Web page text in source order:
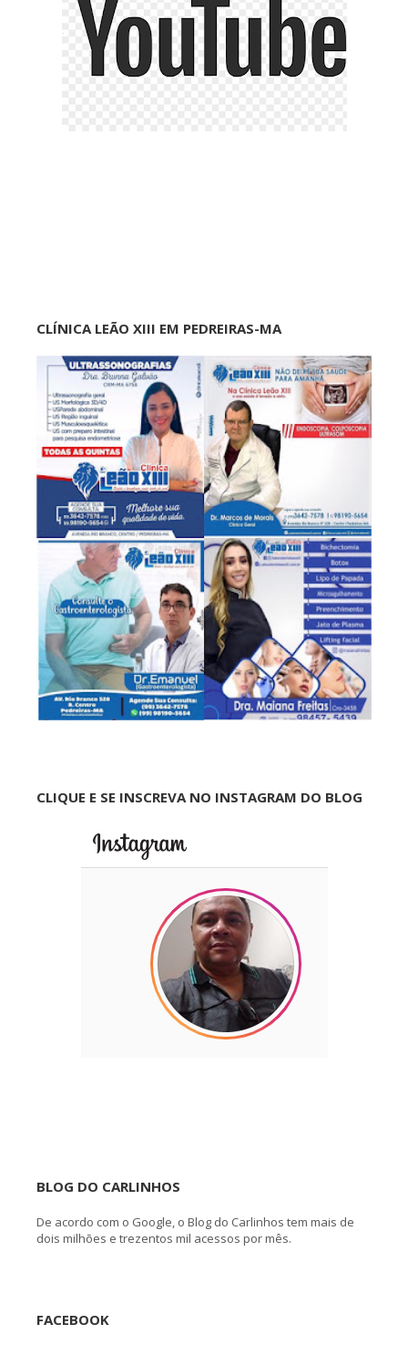
CLÍNICA LEÃO XIII EM PEDREIRAS-MA
CLIQUE E SE INSCREVA NO INSTAGRAM DO BLOG
BLOG DO CARLINHOS
De acordo com o Google, o Blog do Carlinhos tem mais de
dois milhões e trezentos mil acessos por mês.
FACEBOOK